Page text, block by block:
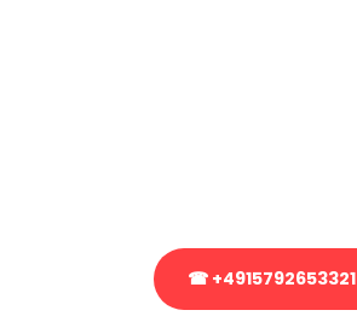
☎ +4915792653321